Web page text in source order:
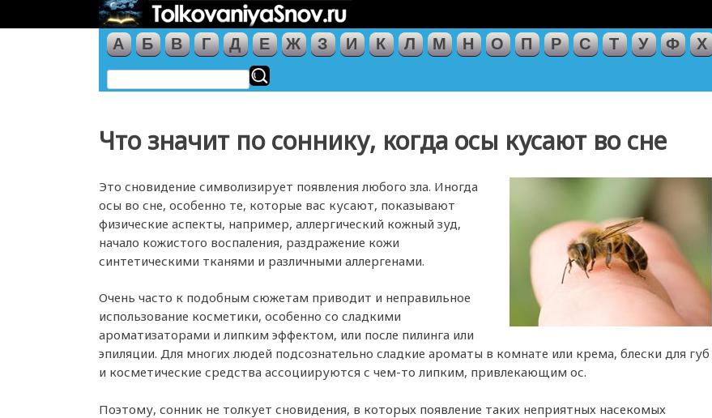
А Б В Г Д Е Ж З И К Л М Н О П Р С Т У Ф Х
Что значит по соннику, когда осы кусают во сне
Это сновидение символизирует появления любого зла. Иногда
осы во сне, особенно те, которые вас кусают, показывают
физические аспекты, например, аллергический кожный зуд,
начало кожистого воспаления, раздражение кожи
синтетическими тканями и различными аллергенами.
Очень часто к подобным сюжетам приводит и неправильное
использование косметики, особенно со сладкими
ароматизаторами и липким эффектом, или после пилинга или
эпиляции. Для многих людей подсознательно сладкие ароматы в комнате или крема, блески для губ
и косметические средства ассоциируются с чем-то липким, привлекающим ос.
Поэтому, сонник не толкует сновидения, в которых появление таких неприятных насекомых